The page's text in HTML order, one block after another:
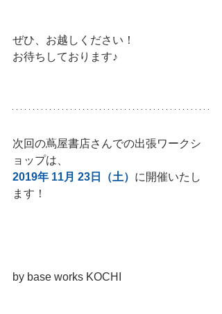
ぜひ、お越しください！
お待ちしております♪
次回の蔦屋書店さんでの出張ワークシ
ョップは、
2019年 11月 23日（土） に開催いたし
ます！
by base works KOCHI